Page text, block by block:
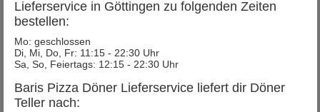
Lieferservice in Göttingen zu folgenden Zeiten
bestellen:
Mo: geschlossen
Di, Mi, Do, Fr: 11:15 - 22:30 Uhr
Sa, So, Feiertags: 12:15 - 22:30 Uhr
Baris Pizza Döner Lieferservice liefert dir Döner
Teller nach: